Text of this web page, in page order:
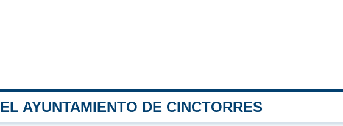
EL AYUNTAMIENTO DE CINCTORRES